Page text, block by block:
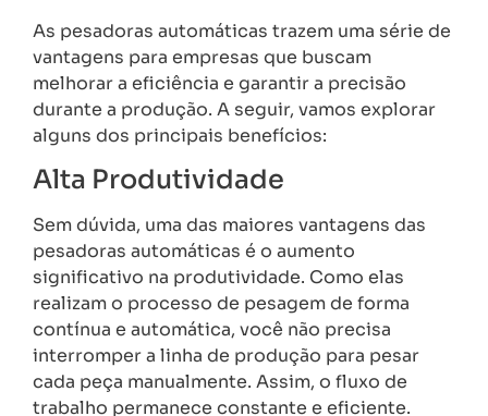
As pesadoras automáticas trazem uma série de
vantagens para empresas que buscam
melhorar a eficiência e garantir a precisão
durante a produção. A seguir, vamos explorar
alguns dos principais benefícios:
Alta Produtividade
Sem dúvida, uma das maiores vantagens das
pesadoras automáticas é o aumento
significativo na produtividade. Como elas
realizam o processo de pesagem de forma
contínua e automática, você não precisa
interromper a linha de produção para pesar
cada peça manualmente. Assim, o fluxo de
trabalho permanece constante e eficiente.